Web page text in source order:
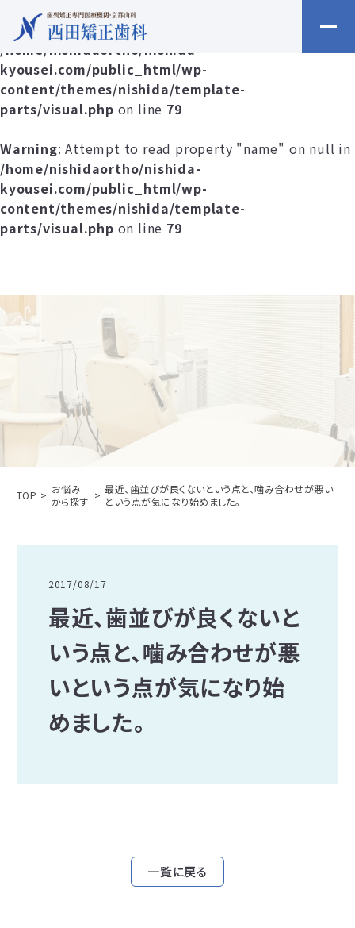
Warning: Undefined array key 0 in
/home/nishidaortho/nishida-
kyousei.com/public_html/wp-
content/themes/nishida/template-
parts/visual.php on line 79
Warning: Attempt to read property "name" on null in
/home/nishidaortho/nishida-
kyousei.com/public_html/wp-
content/themes/nishida/template-
parts/visual.php on line 79
TOP
お悩み
から探す
最近、歯並びが良くないという点と、噛み合わせが悪い
という点が気になり始めました。
2017/08/17
最近、歯並びが良くないと
いう点と、噛み合わせが悪
いという点が気になり始
めました。
一覧に戻る